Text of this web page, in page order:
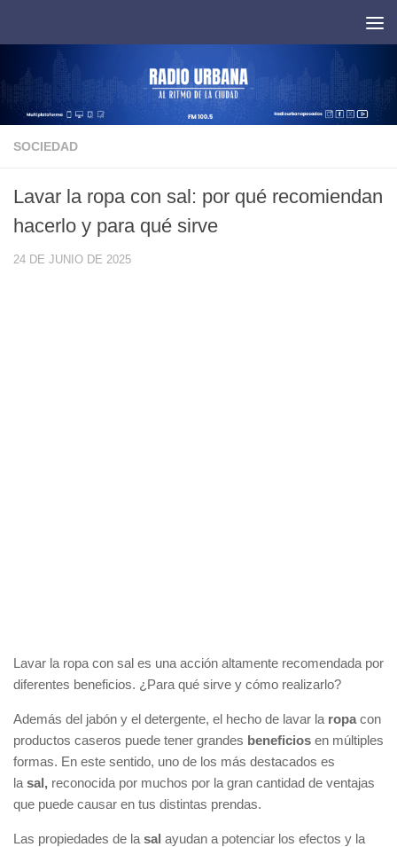
SOCIEDAD
Lavar la ropa con sal: por qué recomiendan
hacerlo y para qué sirve
24 DE JUNIO DE 2025
Lavar la ropa con sal es una acción altamente recomendada por
diferentes beneficios. ¿Para qué sirve y cómo realizarlo?
Además del jabón y el detergente, el hecho de lavar la ropa con
productos caseros puede tener grandes beneficios en múltiples
formas. En este sentido, uno de los más destacados es
la sal, reconocida por muchos por la gran cantidad de ventajas
que puede causar en tus distintas prendas.
Las propiedades de la sal ayudan a potenciar los efectos y la